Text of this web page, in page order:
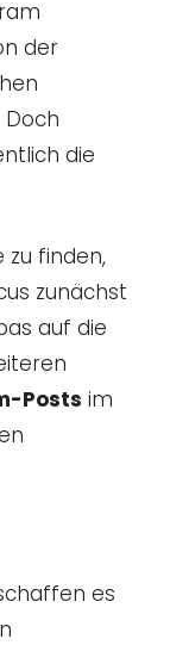
der
die
zu finden,
zunächst
auf die
Posts im
es